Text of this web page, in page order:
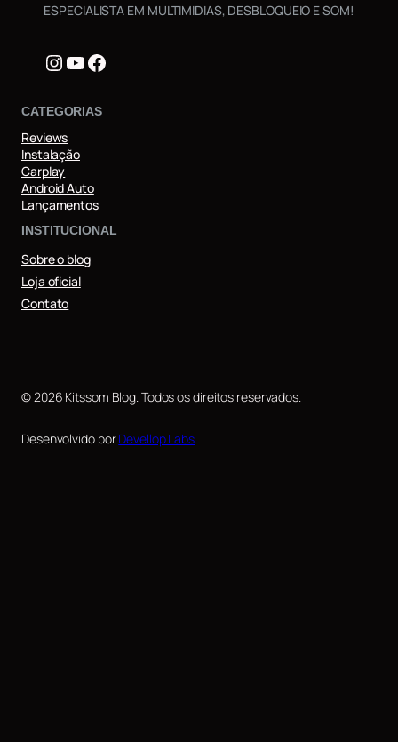
ESPECIALISTA EM MULTIMIDIAS, DESBLOQUEIO E SOM!
Instagram
Youtube
Facebook
CATEGORIAS
Reviews
Instalação
Carplay
Android Auto
Lançamentos
INSTITUCIONAL
Sobre o blog
Loja oficial
Contato
© 2026 Kitssom Blog. Todos os direitos reservados.
Desenvolvido porDevellop Labs.